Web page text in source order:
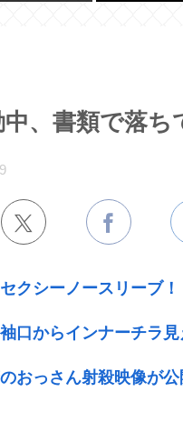
、書類で落ち
クシーノースリーブ！
からインナーチラ見
のおっさん射殺映像が